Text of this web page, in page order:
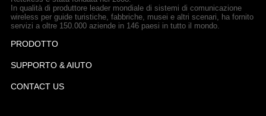
In qualità di produttore leader mondiale di sistemi di comunicazione
wireless per guide turistiche, fabbriche, musei e altri scenari, ha fornito
servizi a oltre 150.000 aziende in 146 paesi in tutto il mondo.
PRODOTTO
SUPPORTO & AIUTO
CONTACT US